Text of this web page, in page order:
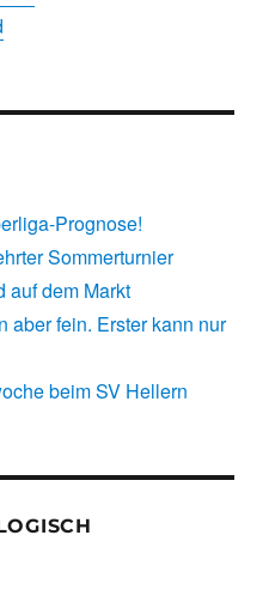
Prognose!
Sommerturnier
auf dem Markt
aber fein. Erster kann nur
beim SV Hellern